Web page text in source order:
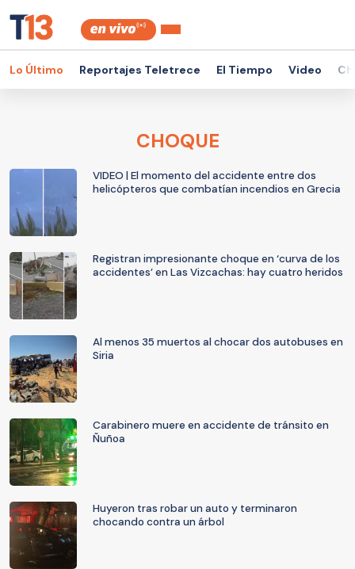
Lo Último Reportajes Teletrece El Tiempo Video
CHOQUE
VIDEO | El momento del accidente entre dos
helicópteros que combatían incendios en Grecia
Registran impresionante choque en ‘curva de los
accidentes’ en Las Vizcachas: hay cuatro heridos
Al menos 35 muertos al chocar dos autobuses en
Siria
Carabinero muere en accidente de tránsito en
Ñuñoa
Huyeron tras robar un auto y terminaron
chocando contra un árbol